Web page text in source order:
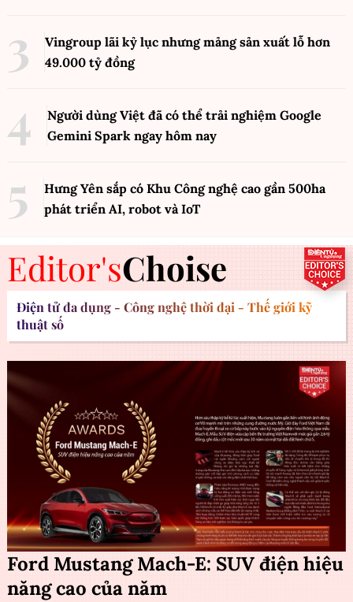
Vingroup lãi kỷ lục nhưng mảng sản xuất lỗ hơn
49.000 tỷ đồng
Người dùng Việt đã có thể trải nghiệm Google
Gemini Spark ngay hôm nay
Hưng Yên sắp có Khu Công nghệ cao gần 500ha
phát triển AI, robot và IoT
Editor'sChoise
Điện tử đa dụng - Công nghệ thời đại - Thế giới kỹ
thuật số
Ford Mustang Mach-E: SUV điện hiệu
năng cao của năm